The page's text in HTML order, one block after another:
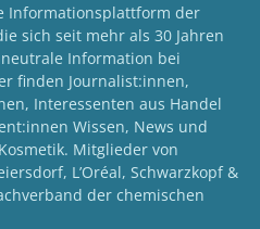
Informationsplattform der
sich seit mehr als 30 Jahren
Information bei
finden Journalist:innen,
Interessenten aus Handel
Wissen, News und
Mitglieder von
L’Oréal, Schwarzkopf &
der chemischen